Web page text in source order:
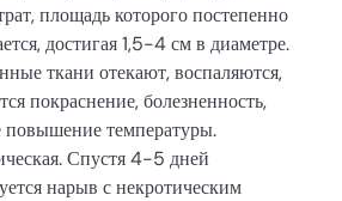
площадь которого постепенно
достигая 1,5-4 см в диаметре.
ткани отекают, воспаляются,
покраснение, болезненность,
повышение температуры.
Спустя 4-5 дней
нарыв с некротическим